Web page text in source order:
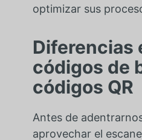
optimizar sus
Diferencias
códigos de
códigos QR
Antes de
aprovechar el